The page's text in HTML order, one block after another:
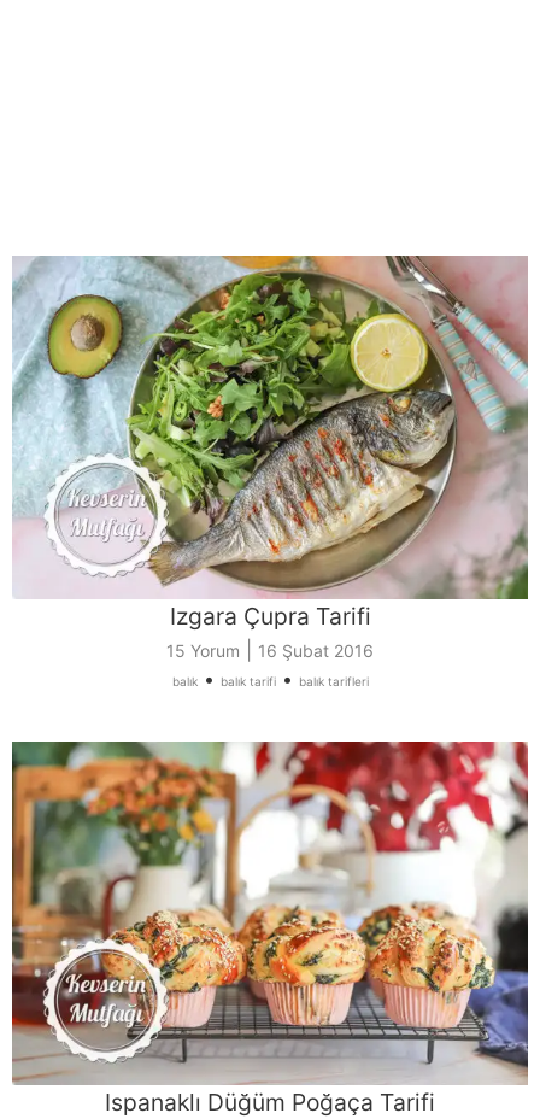
Izgara Çupra Tarifi
15 Yorum 16 Şubat 2016
balık• balık tarifi• balık tarifleri
Ispanaklı Düğüm Poğaça Tarifi